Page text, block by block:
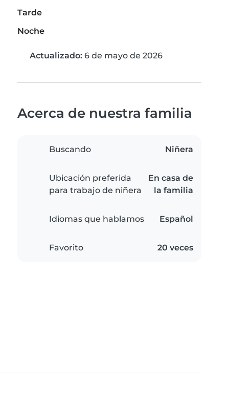
Tarde
Noche
Actualizado: 6 de mayo de 2026
Acerca de nuestra familia
Buscando Niñera
Ubicación preferida
para trabajo de niñera
En casa de
la familia
Idiomas que hablamos Español
Favorito 20 veces